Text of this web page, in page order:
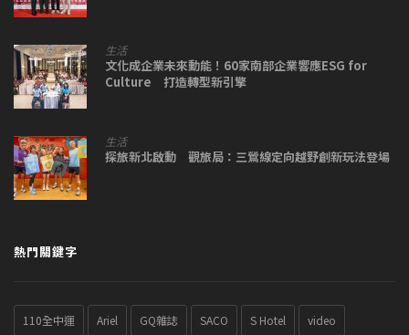
生活
文化成企業未來動能！60家南部企業響應ESG for
Culture 打造轉型新引擎
生活
探旅新北啟動 觀旅局：三鶯線定向越野創新玩法登場
熱門關鍵字
110全中運 Ariel GQ雜誌 SACO S Hotel video